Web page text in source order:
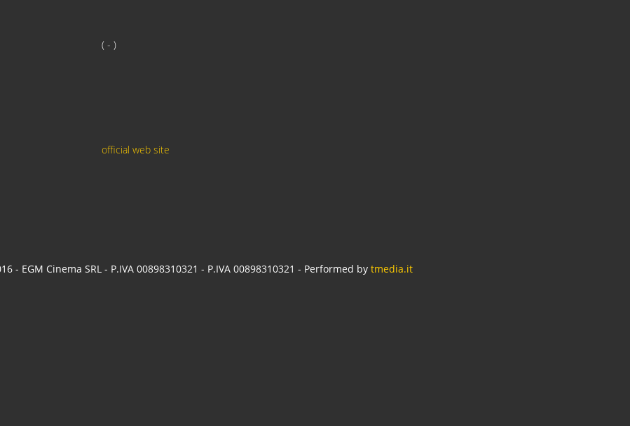
( - )
official web site
- EGM Cinema SRL - P.IVA 00898310321 - P.IVA 00898310321 - Performed by tmedia.it